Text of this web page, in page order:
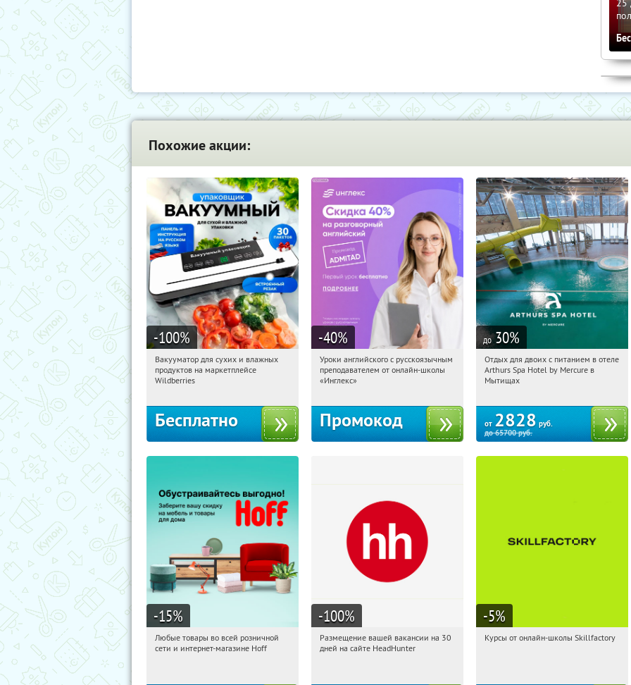
25
Похожие акции:
-100%
10:18:16 Получили:197
Россия
Вакууматор для сухих и влажных
продуктов на маркетплейсе
Wildberries
Бесплатно
-40%
10:18:16
Получи первым!
Россия
Уроки английского с русскоязычным
преподавателем от онлайн-школы
«Инглекс»
Промокод
до 30%
10:18:16
Купи первым!
Московская обл., г. Мытищи, д.
Отдых для двоих с питанием в отеле
Arthurs Spa Hotel by Mercure в
Мытищах
от 2828 руб.
до65700руб.
-15%
10:18:16 Получили:
Любые товары во всей розничной
сети и интернет-магазине Hoff
-100%
10:18:16 Получили:
Размещение вашей вакансии на 30
дней на сайте HeadHunter
-5%
10:18:16
Получи первым!
Курсы от онлайн-школы Skillfactory